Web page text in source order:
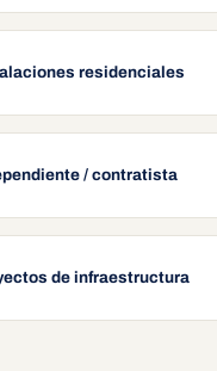
residenciales
/ contratista
de infraestructura